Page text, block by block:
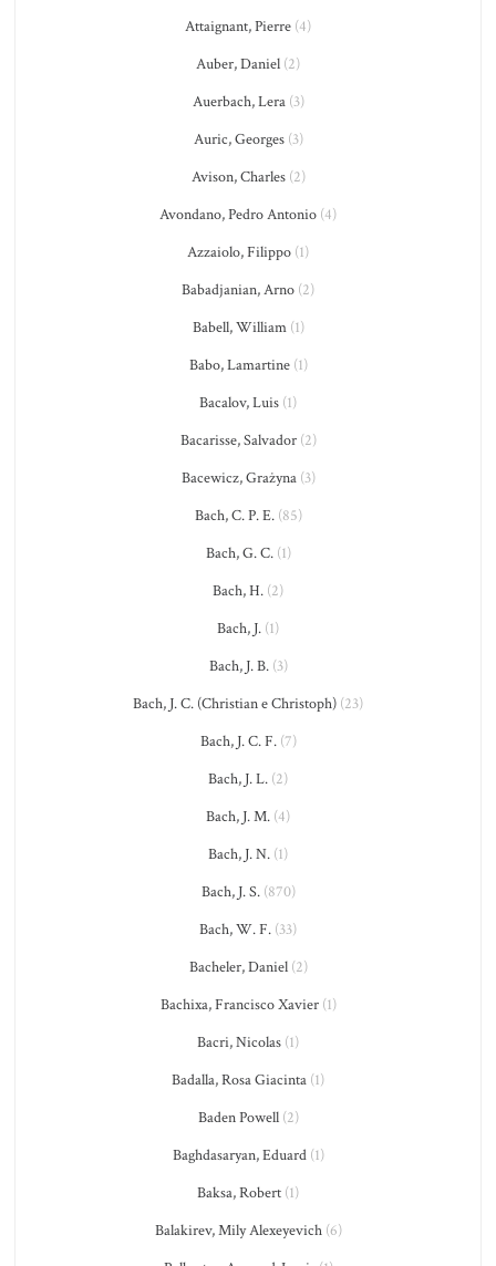
Attaignant, Pierre (4)
Auber, Daniel (2)
Auerbach, Lera(3)
Auric, Georges(3)
Avison, Charles(2)
Avondano, Pedro Antonio (4)
Azzaiolo, Filippo (1)
Babadjanian, Arno (2)
Babell, William(1)
Babo, Lamartine(1)
Bacalov, Luis (1)
Bacarisse, Salvador(2)
Bacewicz, Grażyna(3)
Bach, C. P. E.(85)
Bach, G. C.(1)
Bach, H. (2)
Bach, J. (1)
Bach, J. B.(3)
Bach, J. C. (Christian e Christoph) (23)
Bach, J. C. F.(7)
Bach, J. L. (2)
Bach, J. M. (4)
Bach, J. N. (1)
Bach, J. S.(870)
Bach, W. F. (33)
Bacheler, Daniel(2)
Bachixa, Francisco Xavier(1)
Bacri, Nicolas (1)
Badalla, Rosa Giacinta (1)
Baden Powell(2)
Baghdasaryan, Eduard(1)
Baksa, Robert (1)
Balakirev, Mily Alexeyevich(6)